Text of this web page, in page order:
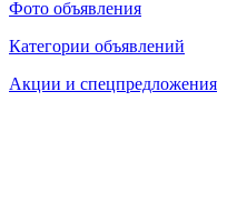
Фото объявления
Категории объявлений
Акции и спецпредложения